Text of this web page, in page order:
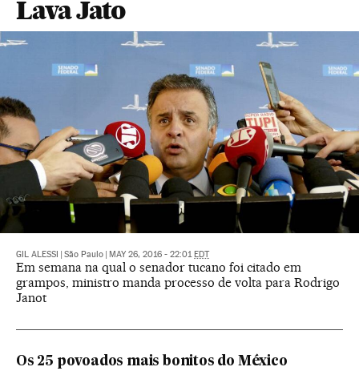
Lava Jato
GIL ALESSI São Paulo MAY 26, 2016 - 22:01 EDT
Em semana na qual o senador tucano foi citado em
grampos, ministro manda processo de volta para Rodrigo
Janot
Os 25 povoados mais bonitos do México